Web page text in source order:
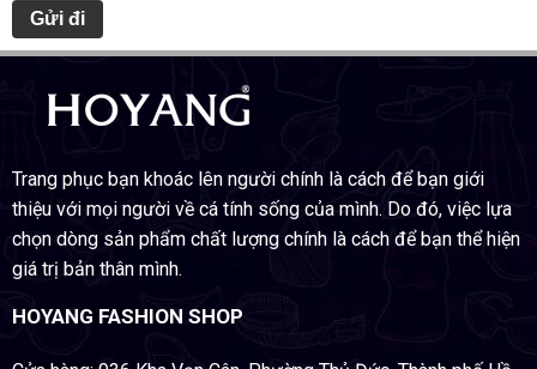
Trang phục bạn khoác lên người chính là cách để bạn giới
thiệu với mọi người về cá tính sống của mình. Do đó, việc lựa
chọn dòng sản phẩm chất lượng chính là cách để bạn thể hiện
giá trị bản thân mình.
HOYANG FASHION SHOP